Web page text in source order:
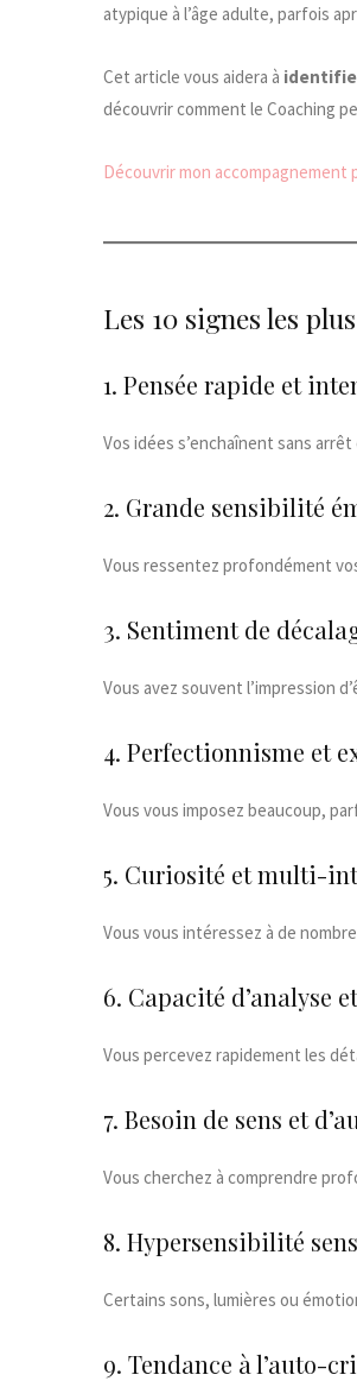
atypique à l’âge adulte, parfois
Cet article vous aidera à
découvrir comment le Coaching
Découvrir mon
Les 10 signes les
1. Pensée rapide et
Vos idées s’enchaînent sans
2. Grande sensibilité
Vous ressentez profondément
3. Sentiment de
Vous avez souvent l’impression
4. Perfectionnisme et
Vous vous imposez beaucoup,
5. Curiosité et multi-
Vous vous intéressez à de
6. Capacité d’analyse
Vous percevez rapidement les
7. Besoin de sens et
Vous cherchez à comprendre
8. Hypersensibilité
Certains sons, lumières ou
9. Tendance à l’auto-